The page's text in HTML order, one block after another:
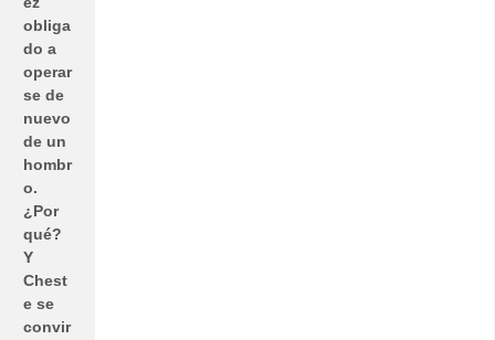
obliga
do a
operar
se de
nuevo
de un
hombr
o.
¿Por
qué?
Y
Chest
e se
convir